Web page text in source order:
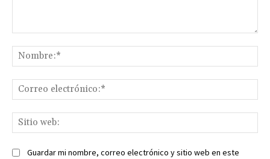
Guardar mi nombre, correo electrónico y sitio web en este